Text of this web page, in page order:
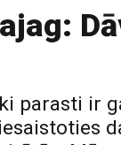
parasti ir